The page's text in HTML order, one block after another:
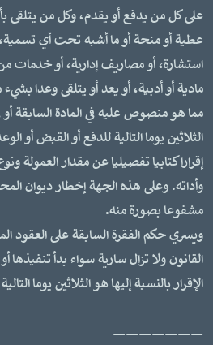
على كل من يدفع أو يقدم، وكل من يتلقى
عطية أو منحة أو ما أشبه تحت أي تسمية،
استشارة، أو مصاريف إدارية، أو خدمات
مادية أو أدبية، أو يعد أو يتلقى وعدا
مما هو منصوص عليه في المادة السابقة أو
الثلاثين يوما التالية للدفع أو القبض أو
إقرارا كتابيا تفصيليا عن مقدار العمولة
وأداته. وعلى هذه الجهة إخطار ديوان
مشفوعا بصورة منه.
ويسري حكم الفقرة السابقة على العقود
القانون ولا تزال سارية سواء بدأ تنفيذها
الإقرار بالنسبة إليها هو الثلاثين يوما
———————